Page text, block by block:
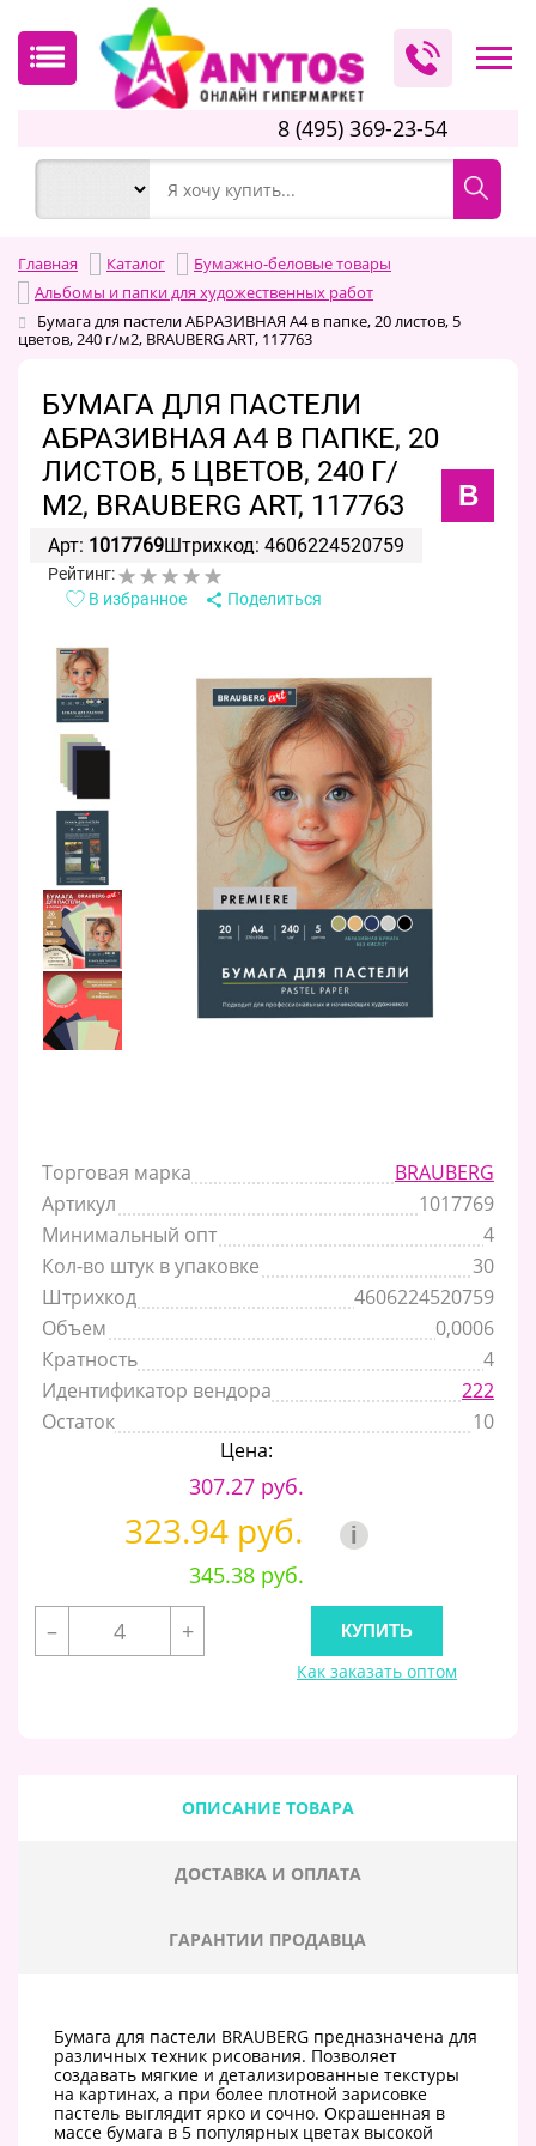
8 (495) 369-23-54
Главная Каталог
Бумажно-беловые товары
Альбомы и папки для художественных работ
Бумага для пастели АБРАЗИВНАЯ А4 в папке, 20 листов, 5
цветов, 240 г/м2, BRAUBERG ART, 117763
БУМАГА ДЛЯ ПАСТЕЛИ
АБРАЗИВНАЯ А4 В ПАПКЕ, 20
ЛИСТОВ, 5 ЦВЕТОВ, 240 Г/
М2, BRAUBERG ART, 117763
B
Арт: 1017769Штрихкод: 4606224520759
Рейтинг:
В избранное
Поделиться
Торговая марка
BRAUBERG
Артикул
1017769
Минимальный опт
4
Кол-во штук в упаковке
30
Штрихкод
4606224520759
Объем
0,0006
Кратность
4
Идентификатор вендора
222
Остаток
10
Цена:
307.27 руб.
323.94 руб. i
345.38 руб.
–
+
Как заказать оптом
ОПИСАНИЕ ТОВАРА
ДОСТАВКА И ОПЛАТА
ГАРАНТИИ ПРОДАВЦА
Бумага для пастели BRAUBERG предназначена для
различных техник рисования. Позволяет
создавать мягкие и детализированные текстуры
на картинах, а при более плотной зарисовке
пастель выглядит ярко и сочно. Окрашенная в
массе бумага в 5 популярных цветах высокой